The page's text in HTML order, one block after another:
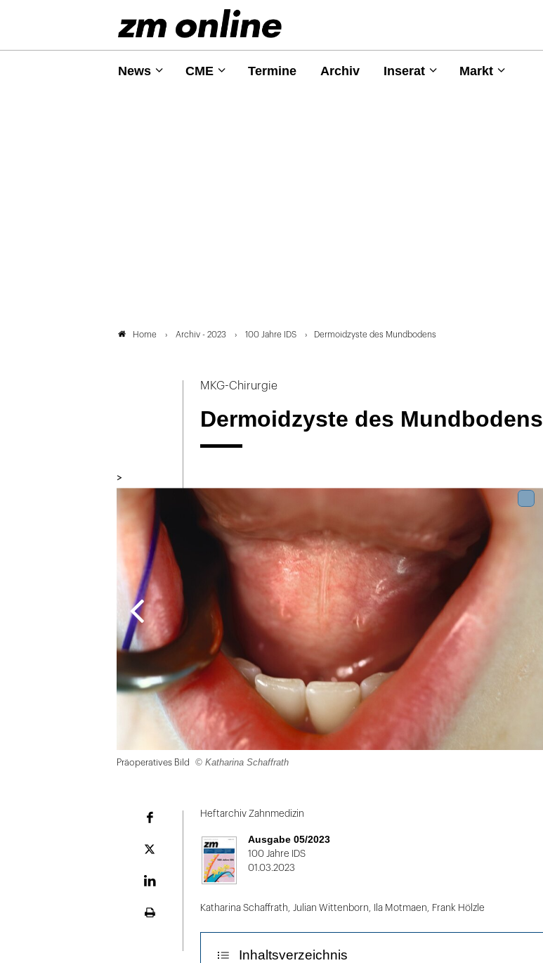
News CME Termine Archiv Inserat Markt
Home Archiv - 2023 100 Jahre IDS Dermoidzyste des Mundbodens
MKG-Chirurgie
Dermoidzyste des Mundbodens
>
Präoperatives Bild © Katharina Schaffrath
Plattform
Heftarchiv Zahnmedizin
Ausgabe 05/2023
100 Jahre IDS
01.03.2023
Katharina Schaffrath Julian Wittenborn Ila Motmaen Frank Hölzle
Inhaltsverzeichnis